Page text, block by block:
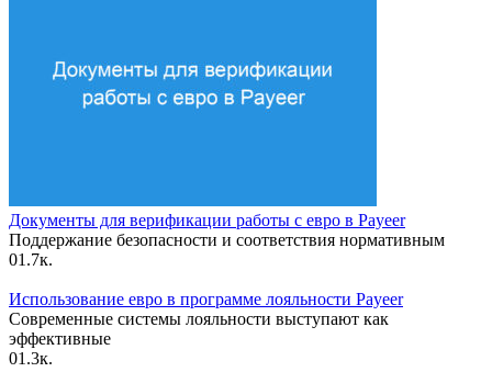
Документы для верификации работы с евро в Payeer
Поддержание безопасности и соответствия нормативным
01.7к.
Использование евро в программе лояльности Payeer
Современные системы лояльности выступают как
эффективные
01.3к.